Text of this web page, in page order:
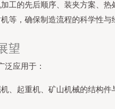
工的先后顺序、装夹方案、热
等，确保制造流程的科学性与
望
泛应用于：
机、起重机、矿山机械的结构件